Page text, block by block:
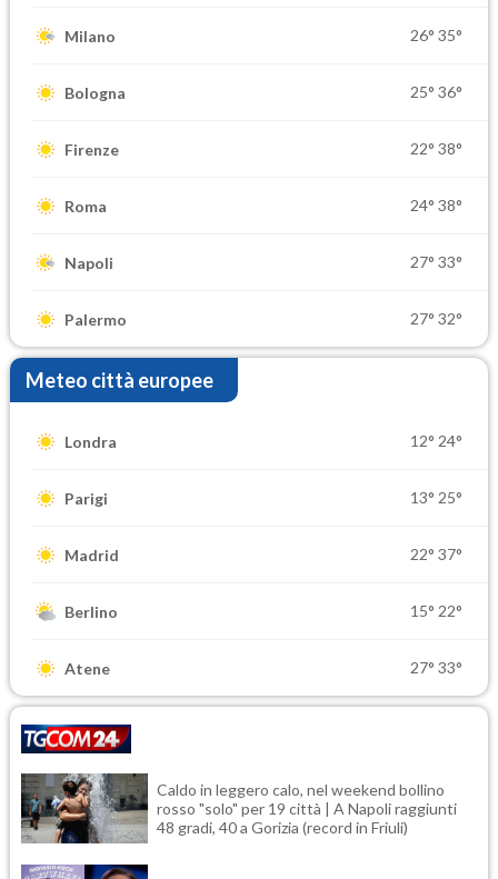
Milano 26° 35°
Bologna 25° 36°
Firenze 22° 38°
Roma 24° 38°
Napoli 27° 33°
Palermo 27° 32°
Meteo città europee
Londra 12° 24°
Parigi 13° 25°
Madrid 22° 37°
Berlino 15° 22°
Atene 27° 33°
Caldo in leggero calo, nel weekend bollino
rosso "solo" per 19 città | A Napoli raggiunti
48 gradi, 40 a Gorizia (record in Friuli)